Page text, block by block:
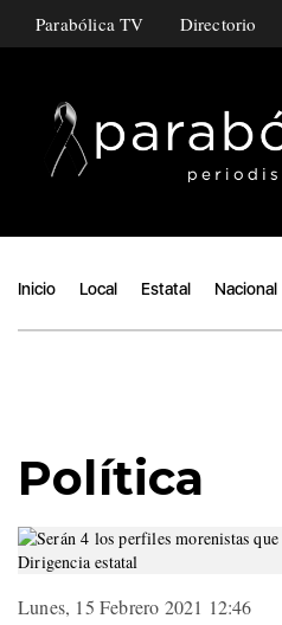
Parabólica TV Directorio
Inicio Local Estatal Nacional
Política
Lunes, 15 Febrero 2021 12:46